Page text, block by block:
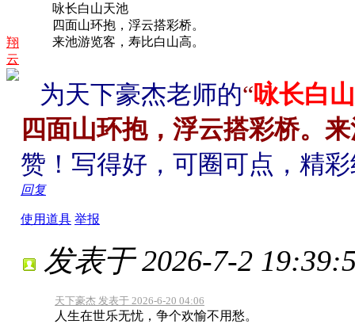
翔
云
咏长白山天池
四面山环抱，浮云搭彩桥。
来池游览客，寿比白山高。
为天下豪杰老师的“咏长白
四面山环抱，浮云搭彩桥。
赞！写得好，可圈可点，精
回复
使用道具 举报
发表于 2026-7-2
天下豪杰 发表于 2026-6-20 04:06
人生在世乐无忧，争个欢愉不用愁。